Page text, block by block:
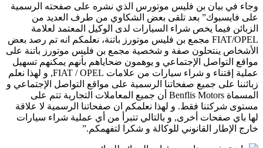
وجاء في بيان بن فليس موتورس الذي نشره على صفحته الرسمية
على فايسبوك” بعد تلقى بعض الشكاوي من طرف العديد من
الزبائن فيما يخص شراء السيارات لدى الوكيل المعتمد لعلامة
FIAT/OPEL مجمع بن فلیس موتورز باتنة، نعلمكم انه تم رصد بعض
الأشخاص ينتحلون صفة و شخصية مجمع بن فليس موتورز باتنة على
مواقع التواصل الإجتماعي و يوهمون ضحاياهم بأنهم يمكنهم تسهيل
عملية إقتناء و شراء سيارات من علامات FIAT / OPEL, و لهذا نعلم
زبائننا على جميع صفحاتنا الرسمية على مواقع التواصل الإجتماعي و
المسماة Benflis Motors أن جميع المعاملات التجارية تتم على
مستوى شركتنا فقط. و لهذا نعلمكم ان صفحاتنا الرسمية لا علاقة
لها باي صفحات أخرى, و بالتالي تتبرأ من أي عملية شراء سيارات
خارج الإطار القانوني للوكالة و شكرا لتفهمكم.”